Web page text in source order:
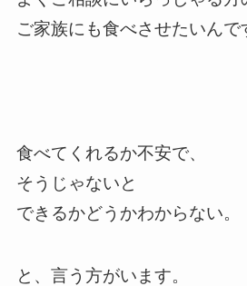
ご家族にも食べさせたいんで
食べてくれるか不安で、
そうじゃないと
できるかどうかわからない。
と、言う方がいます。